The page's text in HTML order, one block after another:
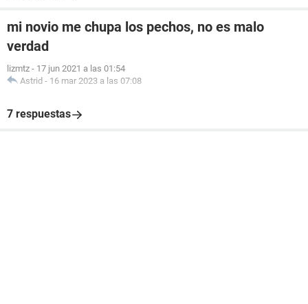
mi novio me chupa los pechos, no es malo
verdad
lizmtz - 17 jun 2021 a las 01:54
Astrid - 16 mar 2023 a las 07:08
7 respuestas